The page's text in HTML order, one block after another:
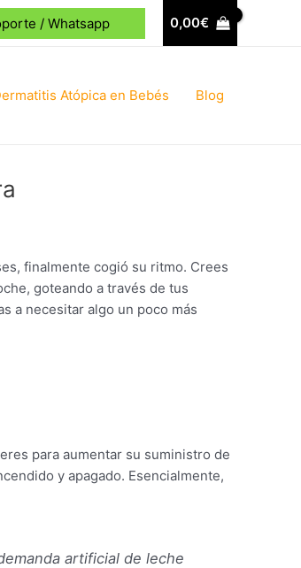
/ Whatsapp 0,00€
Atópica en Bebés Blog
finalmente cogió su ritmo. Crees
goteando a través de tus
a necesitar algo un poco más
para aumentar su suministro de
y apagado. Esencialmente,
artificial de leche